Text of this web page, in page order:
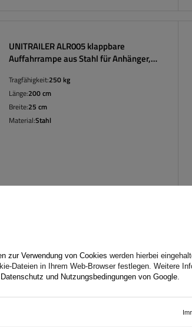
UNITRAILER ALR005 klappbare
Auffahrrampe aus Stahl für Anhänger,
Tragfähigkeit:250 kg
Länge:200 cm
Breite:25 cm
Material:Stahl
Länge:500 cm
Breite:25 cm
zur Verwendung von Cookies werden hierbei
Dateien in Ihrem Web-Browser festlegen. Weitere
Datenschutz und Nutzungsbedingungen von Google